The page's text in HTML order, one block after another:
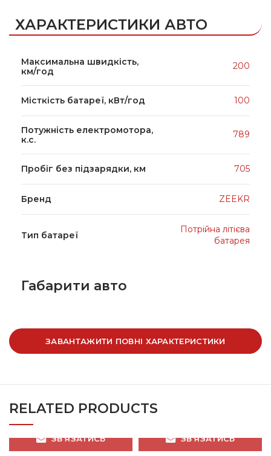
ХАРАКТЕРИСТИКИ АВТО
Максимальна швидкість,
км/год
200
Місткість батареї, кВт/год 100
Потужність електромотора,
к.с.
789
Пробіг без підзарядки, км 705
Бренд ZEEKR
Тип батареї
Потрійна літієва
батарея
Габарити авто
ЗАВАНТАЖИТИ ПОВНІ ХАРАКТЕРИСТИКИ
RELATED PRODUCTS
ЗВ’ЯЗАТИСЬ ЗВ’ЯЗАТИСЬ